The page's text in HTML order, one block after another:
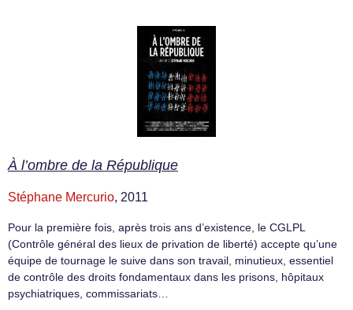
À l’ombre de la République
Stéphane Mercurio, 2011
Pour la première fois, après trois ans d’existence, le CGLPL
(Contrôle général des lieux de privation de liberté) accepte qu’une
équipe de tournage le suive dans son travail, minutieux, essentiel
de contrôle des droits fondamentaux dans les prisons, hôpitaux
psychiatriques, commissariats…